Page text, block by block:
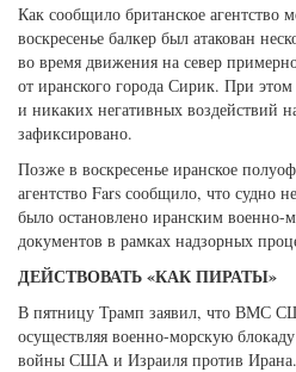
Как сообщило британское агентство
воскресенье балкер был атакован
во время движения на север
от иранского города Сирик. При
и никаких негативных воздействий
зафиксировано.
Позже в воскресенье иранское
агентство Fars сообщило, что судно
было остановлено иранским военно-
документов в рамках надзорных
ДЕЙСТВОВАТЬ «КАК ПИРАТЫ»
В пятницу Трамп заявил, что ВМС
осуществляя военно-морскую
войны США и Израиля против Ирана.